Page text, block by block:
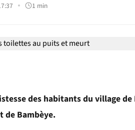
1 min
des habitants du village
de Bambèye.